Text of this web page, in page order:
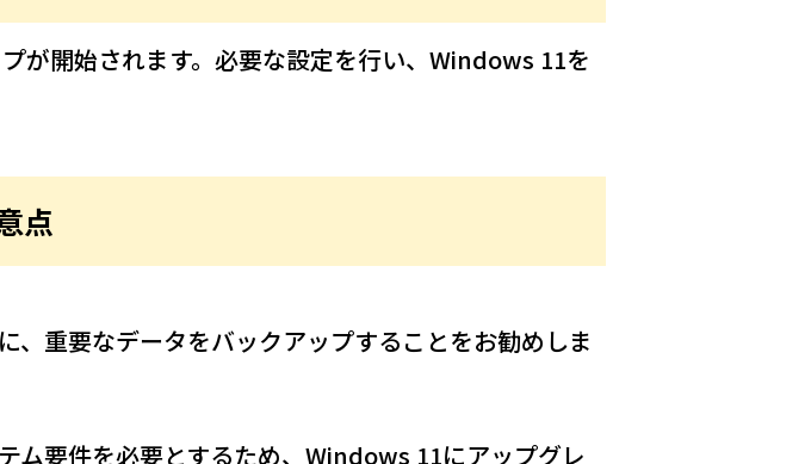
が開始されます。必要な設定を行い、Windows 11を
点
重要なデータをバックアップすることをお勧めしま
要件を必要とするため、Windows 11にアップグレ